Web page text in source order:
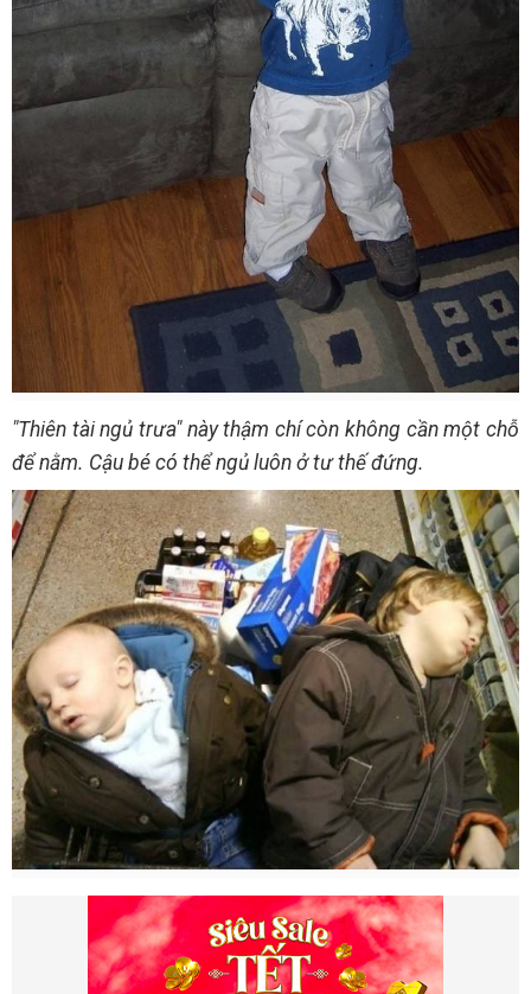
"Thiên tài ngủ trưa" này thậm chí còn không cần một chỗ
để nằm. Cậu bé có thể ngủ luôn ở tư thế đứng.